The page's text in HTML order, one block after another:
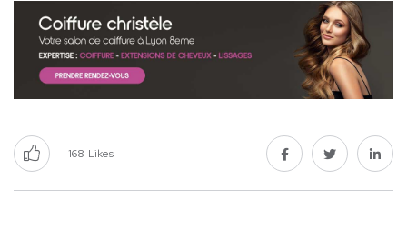
168 Likes